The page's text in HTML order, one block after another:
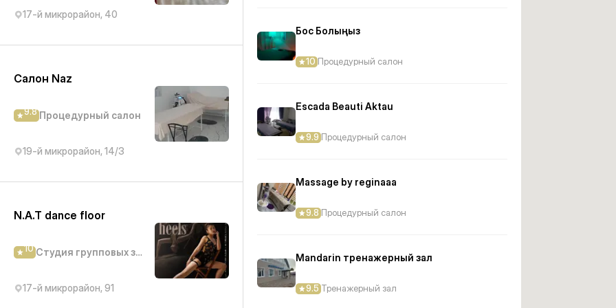
17-й микрорайон, 40
Салон Naz
9.8 Процедурный салон
19-й микрорайон, 14/3
N.A.T dance floor
10 Студия групповых занятий
17-й микрорайон, 91
Бос Болыңыз
10 Процедурный салон
Escada Beauti Aktau
9.9 Процедурный салон
Massage by reginaaa
9.8 Процедурный салон
Mandarin тренажерный зал
9.5 Тренажерный зал